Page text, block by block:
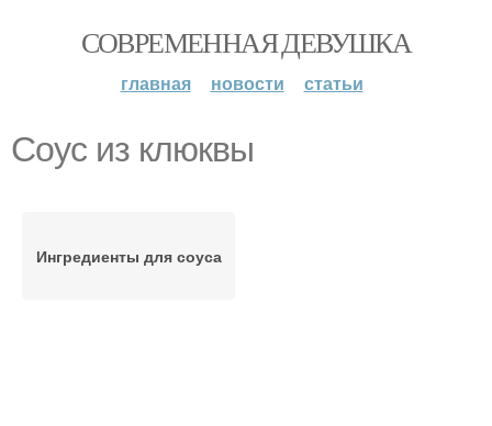
СОВРЕМЕННАЯ ДЕВУШКА
главная новости статьи
Соус из клюквы
Ингредиенты для соуса